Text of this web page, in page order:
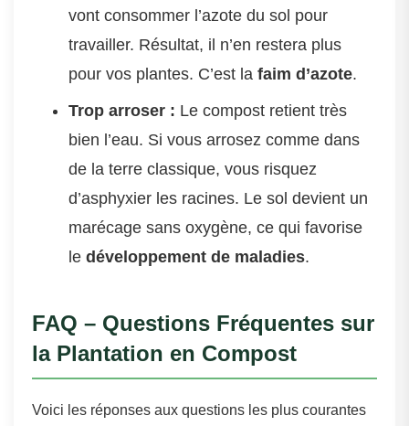
vont consommer l’azote du sol pour
travailler. Résultat, il n’en restera plus
pour vos plantes. C’est la faim d’azote.
Trop arroser : Le compost retient très
bien l’eau. Si vous arrosez comme dans
de la terre classique, vous risquez
d’asphyxier les racines. Le sol devient un
marécage sans oxygène, ce qui favorise
le développement de maladies.
FAQ – Questions Fréquentes sur
la Plantation en Compost
Voici les réponses aux questions les plus courantes